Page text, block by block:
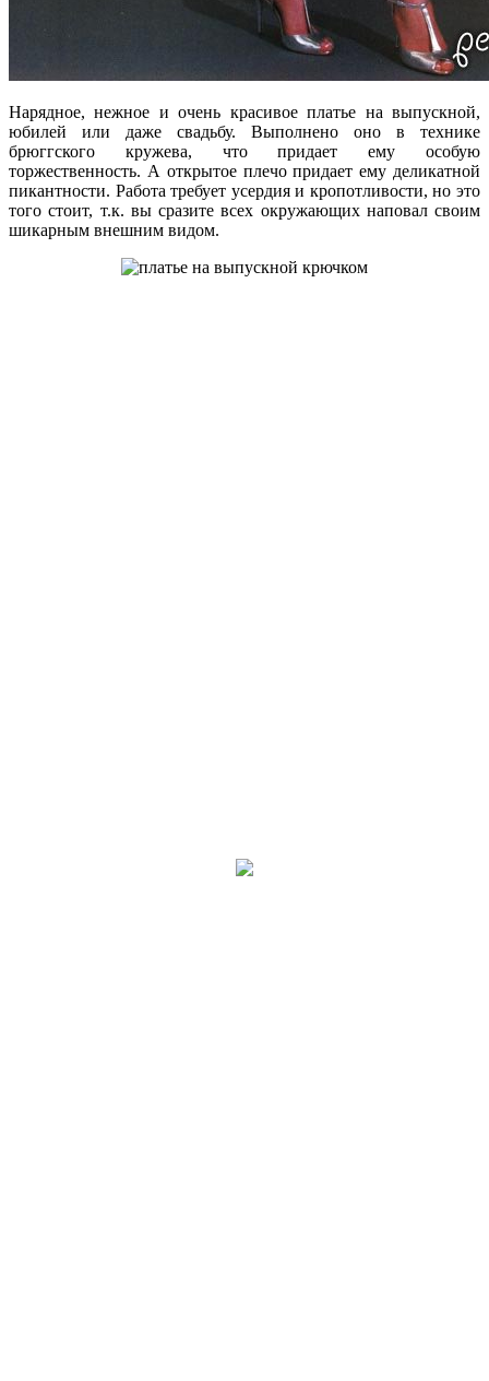
Нарядное, нежное и очень красивое платье на выпускной,
юбилей или даже свадьбу. Выполнено оно в технике
брюггского кружева, что придает ему особую
торжественность. А открытое плечо придает ему деликатной
пикантности. Работа требует усердия и кропотливости, но это
того стоит, т.к. вы сразите всех окружающих наповал своим
шикарным внешним видом.